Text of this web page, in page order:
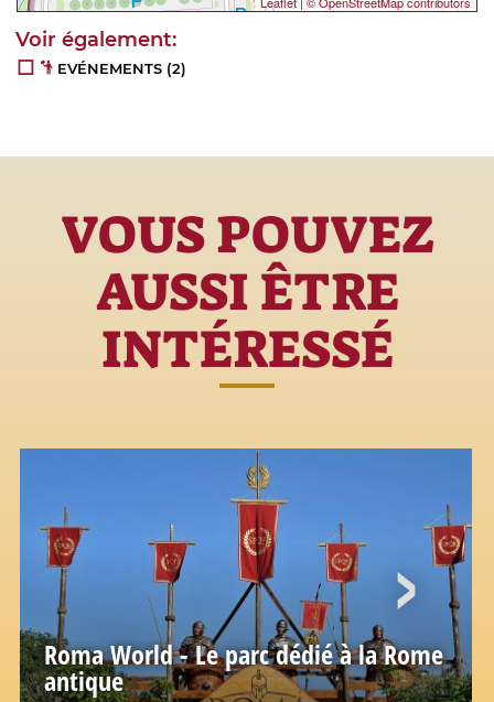
EVÉNEMENTS (2)
VOUS POUVEZ
AUSSI ÊTRE
INTÉRESSÉ
Roma World - Le parc dédié à la Rome
antique